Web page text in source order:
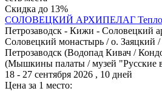
Скидка до 13%
СОЛОВЕЦКИЙ АРХИПЕЛАГ
Петрозаводск - Кижи - Соловецкий
Соловецкий монастырь / о. Заяцкий /
Петрозаводск (Водопад Кивач /
(Мышкины палаты / музей "Русские
18 - 27 сентября 2026 , 10 дней
Цена за 1 место: